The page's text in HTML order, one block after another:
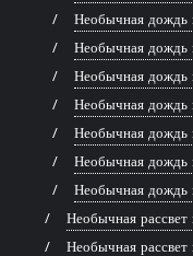
Необычная дождь
Необычная дождь
Необычная дождь
Необычная дождь
Необычная дождь
Необычная дождь
Необычная дождь
Необычная рассвет
Необычная рассвет